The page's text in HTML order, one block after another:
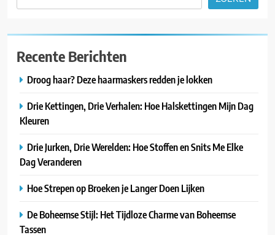
Recente Berichten
Droog haar? Deze haarmaskers redden je lokken
Drie Kettingen, Drie Verhalen: Hoe Halskettingen Mijn Dag
Kleuren
Drie Jurken, Drie Werelden: Hoe Stoffen en Snits Me Elke
Dag Veranderen
Hoe Strepen op Broeken je Langer Doen Lijken
De Boheemse Stijl: Het Tijdloze Charme van Boheemse
Tassen